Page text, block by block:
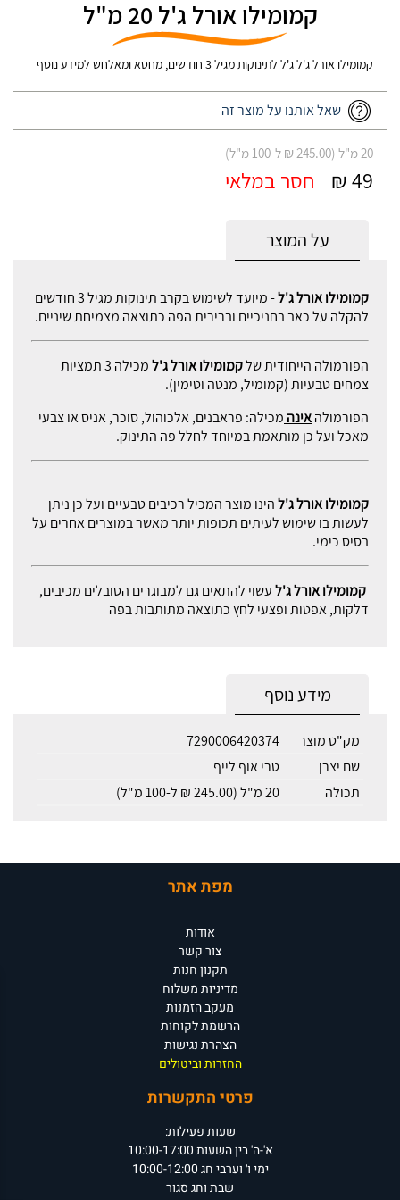
קמומילו אורל ג'ל 20 מ"ל
קמומילו אורל ג'ל ג'ל לתינוקות מגיל 3 חודשים, מחטא ומאלחש למידע נוסף
שאל אותנו על מוצר זה
20 מ"ל (245.00 ₪ ל-100 מ"ל)
49 ₪ חסר במלאי
על המוצר
קמומילו אורל ג'ל
- מיועד לשימוש בקרב תינוקות מגיל 3 חודשים
להקלה על כאב בחניכיים וברירית הפה כתוצאה מצמיחת שיניים.
הפורמולה הייחודית שלקמומילו אורל ג'ל
מכילה 3 תמציות
צמחים טבעיות (קמומיל, מנטה וטימין).
הפורמולהאינה מכילה: פראבנים, אלכוהול, סוכר, אניס או צבעי
מאכל ועל כן מותאמת במיוחד לחלל פה התינוק.
קמומילו אורל ג'להינו מוצר המכיל רכיבים טבעיים ועל כן ניתן
לעשות בו שימוש לעיתים תכופות יותר מאשר במוצרים אחרים על
בסיס כימי.
קמומילו אורל ג'לעשוי להתאים גם למבוגרים הסובלים מכיבים,
דלקות, אפטות ופצעי לחץ כתוצאה מתותבות בפה
מידע נוסף
מק"ט מוצר
7290006420374
שם יצרן
טרי אוף לייף
תכולה
20 מ"ל (245.00 ₪ ל-100 מ"ל)
מפת אתר
אודות
צור קשר
תקנון חנות
מדיניות משלוח
מעקב הזמנות
הרשמת לקוחות
הצהרת נגישות
החזרות וביטולים
פרטי התקשרות
שעות פעילות:
א'-ה' בין השעות 10:00-17:00
ימי ו׳ וערבי חג 10:00-12:00
שבת וחג סגור